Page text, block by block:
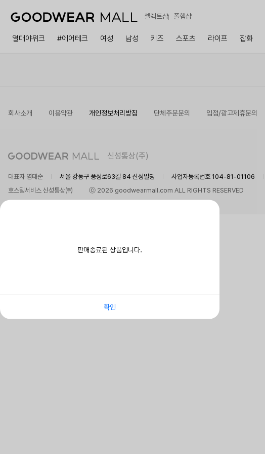
셀렉트샵 폴햄샵
열대야위크 #에어테크 여성 남성 키즈 스포츠 라이프 잡화
판매종료된 상품입니다.
확인
회사소개 이용약관 개인정보처리방침 단체주문문의 입점/광고제휴문의
신성통상(주)
대표자 염태순 서울 강동구 풍성로63길 84 신성빌딩 사업자등록번호 104-81-01106
호스팅서비스 신성통상㈜
ⓒ 2026 goodwearmall.com ALL RIGHTS RESERVED